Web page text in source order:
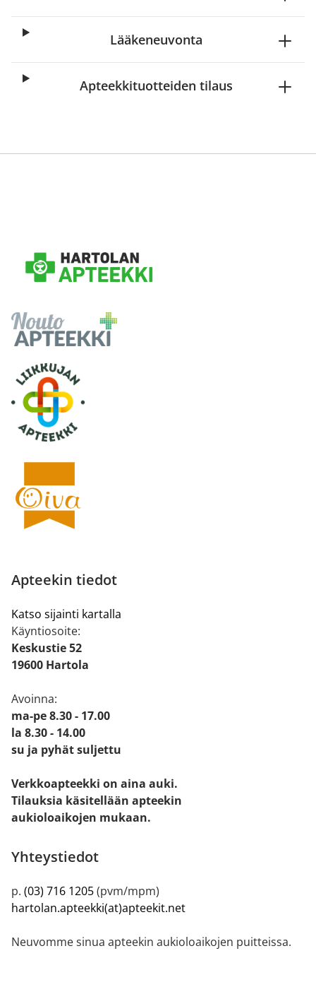
Lääkeneuvonta
Apteekkituotteiden tilaus
Apteekin tiedot
Katso sijainti kartalla
Käyntiosoite:
Keskustie 52
19600 Hartola
Avoinna:
ma-pe 8.30 - 17.00
la 8.30 - 14.00
su ja pyhät suljettu
Verkkoapteekki on aina auki.
Tilauksia käsitellään apteekin
aukioloaikojen mukaan.
Yhteystiedot
p. (03) 716 1205(pvm/mpm)
hartolan.apteekki(at)apteekit.net
Neuvomme sinua apteekin aukioloaikojen puitteissa.